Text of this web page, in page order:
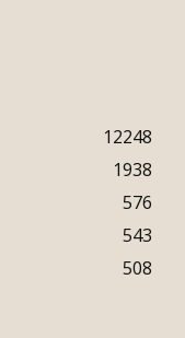
12248
1938
576
543
508